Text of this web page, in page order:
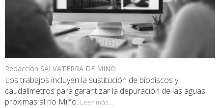
Redacción SALVATERRA DE MIÑO
Los trabajos incluyen la sustitución de biodiscos y
caudalímetros para garantizar la depuración de las aguas
próximas al río Miño. Leer más...